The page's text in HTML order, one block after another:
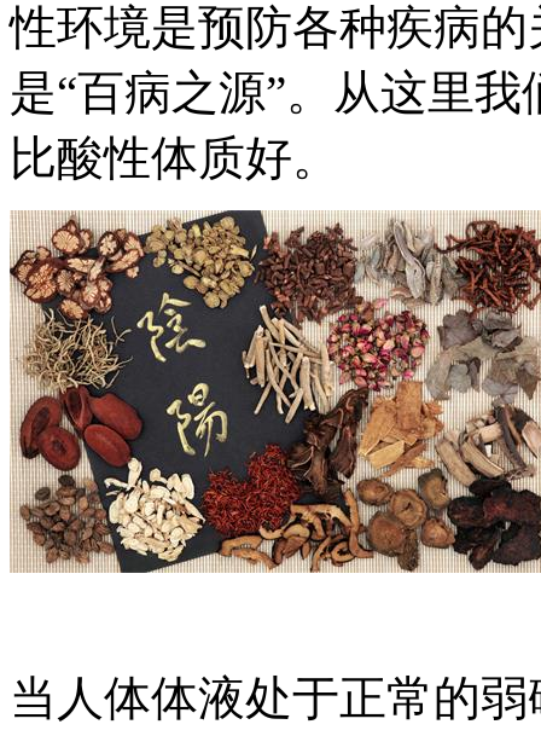
性环境是预防各种疾病
是“百病之源”。从这里
比酸性体质好。
当人体体液处于正常的